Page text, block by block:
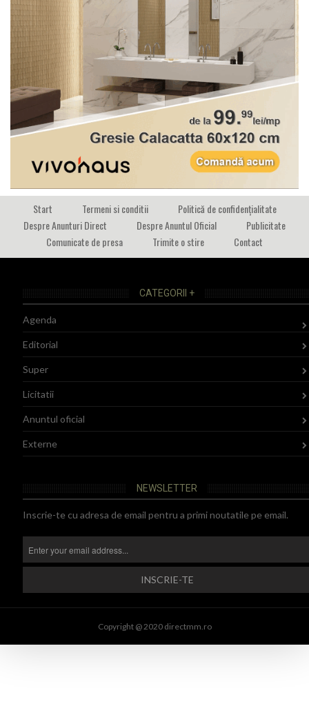
Start Termeni si conditii
Politică de confidențialitate
Despre Anunturi Direct
Despre Anuntul Oficial
Publicitate
Comunicate de presa
Trimite o stire Contact
CATEGORII +
Agenda
Editorial
Super
Licitatii
Anuntul oficial
Externe
NEWSLETTER
Inscrie-te cu adresa de email pentru a primi noutatile pe email.
Copyright @ 2020 directmm.ro